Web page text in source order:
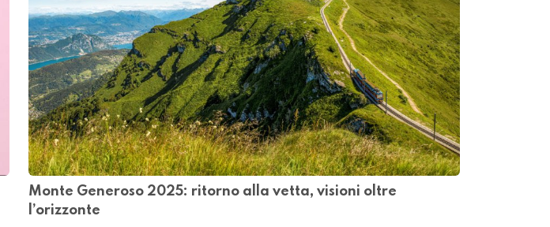
Monte Generoso​ 2025: ritorno alla vetta, visioni oltre
l’orizzonte